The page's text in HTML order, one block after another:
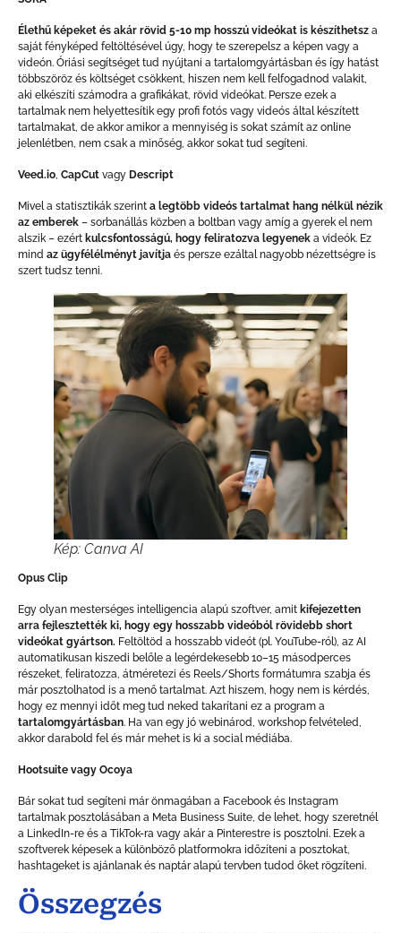
Élethű képeket és akár rövid 5-10 mp hosszú videókat is készíthetsz a
saját fényképed feltöltésével úgy, hogy te szerepelsz a képen vagy a
videón. Óriási segítséget tud nyújtani a tartalomgyártásban és így hatást
többszöröz és költséget csökkent, hiszen nem kell felfogadnod valakit,
aki elkészíti számodra a grafikákat, rövid videókat. Persze ezek a
tartalmak nem helyettesítik egy profi fotós vagy videós által készített
tartalmakat, de akkor amikor a mennyiség is sokat számít az online
jelenlétben, nem csak a minőség, akkor sokat tud segíteni.
Veed.io CapCut vagy Descript
Mivel a statisztikák szerint a legtöbb videós tartalmat hang nélkül nézik
az emberek – sorbanállás közben a boltban vagy amíg a gyerek el nem
alszik – ezért kulcsfontosságú, hogy feliratozva legyenek a videók. Ez
mind az ügyfélélményt javítja és persze ezáltal nagyobb nézettségre is
szert tudsz tenni.
Kép: Canva AI
Opus Clip
Egy olyan mesterséges intelligencia alapú szoftver, amit kifejezetten
arra fejlesztették ki, hogy egy hosszabb videóból rövidebb short
videókat gyártson. Feltöltöd a hosszabb videót (pl. YouTube-ról), az AI
automatikusan kiszedi belőle a legérdekesebb 10–15 másodperces
részeket, feliratozza, átméretezi és Reels/Shorts formátumra szabja és
már posztolhatod is a menő tartalmat. Azt hiszem, hogy nem is kérdés,
hogy ez mennyi időt meg tud neked takarítani ez a program a
tartalomgyártásban. Ha van egy jó webinárod, workshop felvételed,
akkor darabold fel és már mehet is ki a social médiába.
Hootsuite vagy Ocoya
Bár sokat tud segíteni már önmagában a Facebook és Instagram
tartalmak posztolásában a Meta Business Suite, de lehet, hogy szeretnél
a LinkedIn-re és a TikTok-ra vagy akár a Pinterestre is posztolni. Ezek a
szoftverek képesek a különböző platformokra időzíteni a posztokat,
hashtageket is ajánlanak és naptár alapú tervben tudod őket rögzíteni.
Összegzés